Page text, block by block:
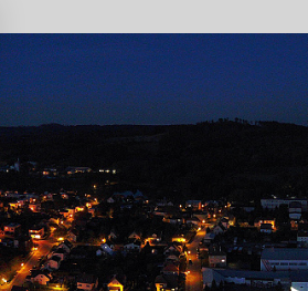
to
content